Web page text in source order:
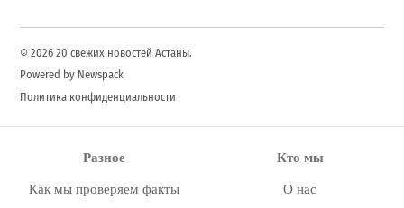
© 2026 20 свежих новостей Астаны.
Powered by Newspack
Политика конфиденциальности
Разное
Как мы проверяем факты
Кто мы
О нас